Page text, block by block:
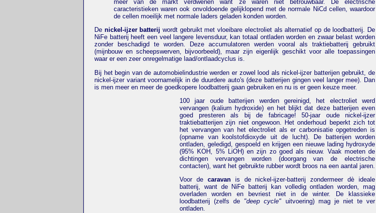
meer van de markt verdwenen want ze waren niet betrouwbaar. De electrische
caracteristieken waren ook onvoldoende gelijklopend met de normale NiCd cellen, waardoor
de cellen moeilijk met normale laders geladen konden worden.
De nickel-ijzer batterij wordt gebruikt met vloeibare electroliet als alternatief op de loodbatterij. De
NiFe batterij heeft een veel langere levensduur, kan totaal ontladen worden en zwaar belast worden
zonder beschadigd te worden. Deze accumulatoren werden vooral als traktiebatterij gebruikt
(mijnbouw en scheepswerven, bijvoorbeeld), maar zijn eigenlijk geschikt voor alle toepassingen
waar er een zeer onregelmatige laad/ontlaadcyclus is.
Bij het begin van de automobielindustrie werden er zowel lood als nickel-ijzer batterijen gebruikt, de
nickel-ijzer variant voornamelijk in de duurdere auto's (deze batterijen gingen veel langer mee). Dan
is men meer en meer de goedkopere loodbatterij gaan gebruiken en nu is er geen keuze meer.
100 jaar oude batterijen werden gereinigd, het electroliet werd
vervangen (kalium hydroxide) en het blijkt dat deze batterijen even
goed presteren als bij de fabricage! 50-jaar oude nickel-ijzer
traktiebatterijen zijn niet ongewoon. Het onderhoud beperkt zich tot
het vervangen van het electroliet als er carbonisatie opgetreden is
(opname van koolstofdioxyde uit de lucht). De batterijen worden
ontladen, geledigd, gespoeld en krijgen een nieuwe lading hydroxyde
(95% KOH, 5% LiOH) en zijn zo goed als nieuw. Vaak moeten de
dichtingen vervangen worden (doorgang van de electrische
contacten), want het gebruikte rubber wordt broos na een aantal jaren.
Voor de caravanis de nickel-ijzer-batterij zondermeer dè ideale
batterij, want de NiFe batterij kan volledig ontladen worden, mag
overladen worden en bevriest niet in de winter. De klassieke
loodbatterij (zelfs de "deep cycle" uitvoering) mag je niet te ver
ontladen.